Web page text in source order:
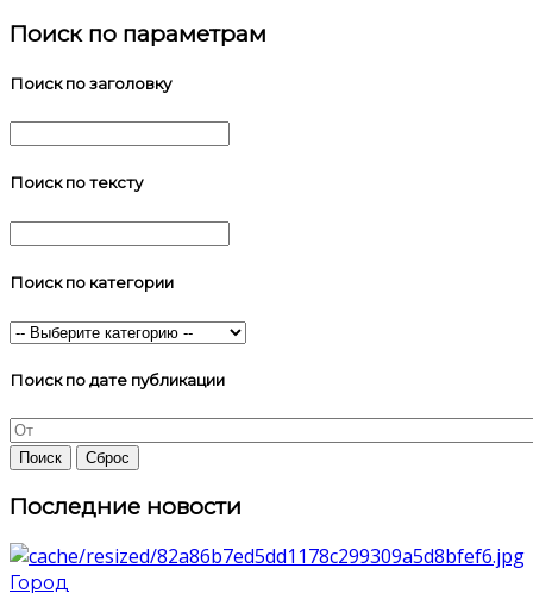
Поиск по параметрам
Поиск по заголовку
Поиск по тексту
Поиск по категории
Поиск по дате публикации
Последние новости
Город